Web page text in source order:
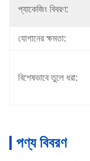
প্যাকেজিং বিবরণ:
যোগানের ক্ষমতা:
বিশেষভাবে তুলে ধরা:
পণ্য বিবরণ